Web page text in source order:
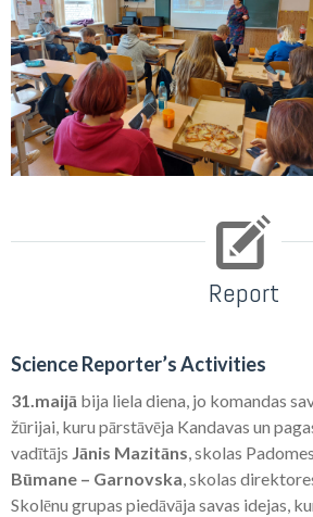
Report
Science Reporter’s Activities
31.maijā bija liela diena, jo komandas
žūrijai, kuru pārstāvēja Kandavas un
vadītājs Jānis Mazitāns, skolas
Būmane – Garnovska, skolas
Skolēnu grupas piedāvāja savas idejas,